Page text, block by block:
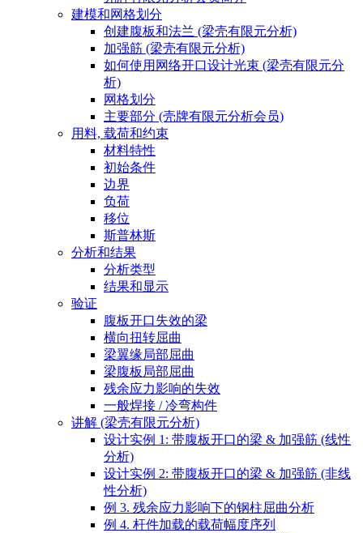
建模和网格划分
创建腹板和法兰 (梁壳有限元分析)
加强筋 (梁壳有限元分析)
如何使用网络开口设计光束 (梁壳有限元分
析)
网格划分
主要部分 (壳牌有限元分析会员)
用料, 载荷和约束
材料特性
初始条件
边界
负荷
移位
斯普林斯
分析和结果
分析类型
结果和显示
验证
腹板开口失效的梁
横向扭转屈曲
梁翼缘局部屈曲
梁腹板局部屈曲
残余应力影响的失效
一般焊接 / 冷弯构件
讲解 (梁壳有限元分析)
设计实例 1: 带腹板开口的梁 & 加强筋 (线性
分析)
设计实例 2: 带腹板开口的梁 & 加强筋 (非线
性分析)
例 3. 残余应力影响下的钢柱屈曲分析
例 4. 杆件加载的载荷幅度序列